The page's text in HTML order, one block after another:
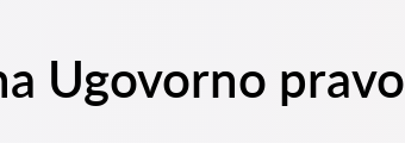
Ugovorno pravo